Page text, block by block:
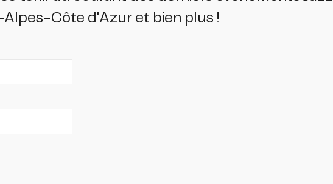
Alpes-Côte d'Azur et bien plus !